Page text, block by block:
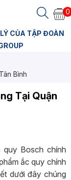
0
CỦA TẬP ĐOÀN
Bình
Tại Quận
quy Bosch chính
ắc quy chính
dưới đây chúng